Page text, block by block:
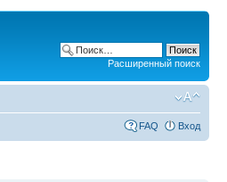
Расширенный поиск
FAQ Вход